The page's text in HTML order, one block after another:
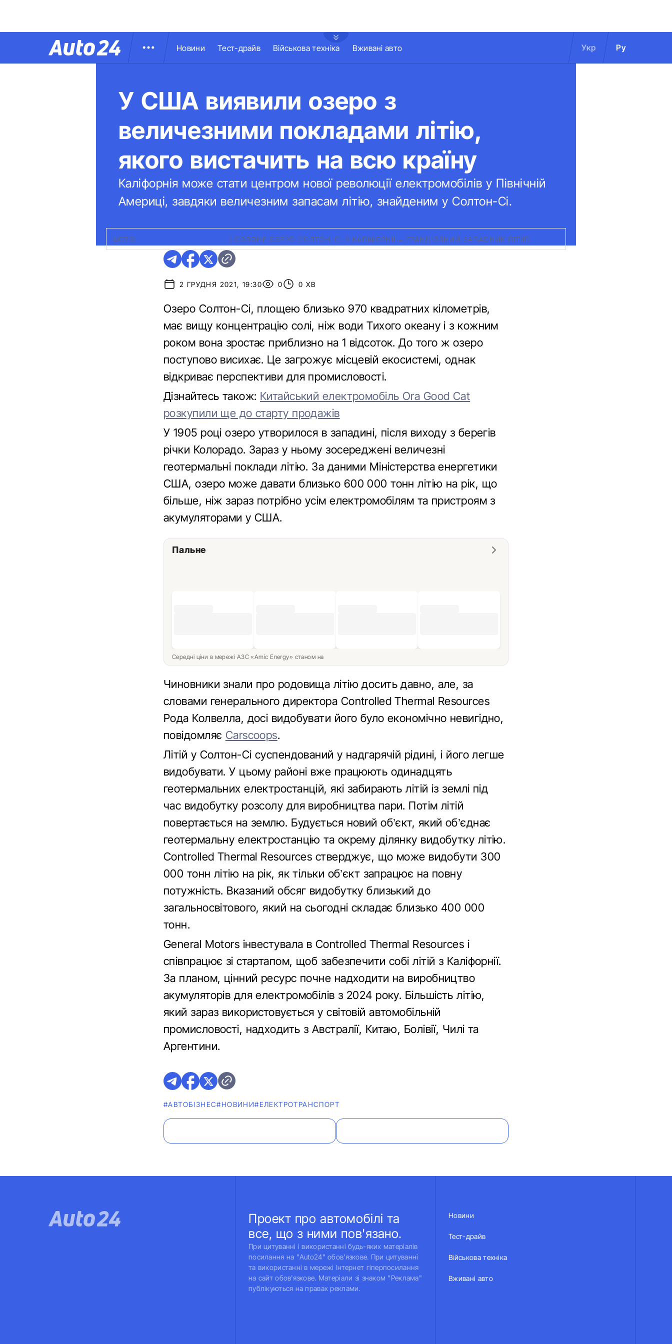
Новини Тест-драйв Військова техніка Вживані авто Укр Ру
У США виявили озеро з
величезними покладами літію,
якого вистачить на всю країну
Каліфорнія може стати центром нової революції електромобілів у Північній
Америці, завдяки величезним запасам літію, знайденим у Солтон-Сі.
ФОТО: СОЛОНЕ ОЗЕРО СОЛТОН-СІ У КАЛІФОРНІЇ – ГРАНДІОЗНИЙ ЗАПАСНИК ЛІТІЮ
2 ГРУДНЯ 2021, 19:30 0 0 ХВ
Озеро Солтон-Сі, площею близько 970 квадратних кілометрів,
має вищу концентрацію солі, ніж води Тихого океану і з кожним
роком вона зростає приблизно на 1 відсоток. До того ж озеро
поступово висихає. Це загрожує місцевій екосистемі, однак
відкриває перспективи для промисловості.
Дізнайтесь також: Китайський електромобіль Ora Good Cat
розкупили ще до старту продажів
У 1905 році озеро утворилося в западині, після виходу з берегів
річки Колорадо. Зараз у ньому зосереджені величезні
геотермальні поклади літію. За даними Міністерства енергетики
США, озеро може давати близько 600 000 тонн літію на рік, що
більше, ніж зараз потрібно усім електромобілям та пристроям з
акумуляторами у США.
Пальне
Середні ціни в мережі АЗС «Amic Energy» станом на
Чиновники знали про родовища літію досить давно, але, за
словами генерального директора Controlled Thermal Resources
Рода Колвелла, досі видобувати його було економічно невигідно,
повідомляє Carscoops.
Літій у Солтон-Сі суспендований у надгарячій рідині, і його легше
видобувати. У цьому районі вже працюють одинадцять
геотермальних електростанцій, які забирають літій із землі під
час видобутку розсолу для виробництва пари. Потім літій
повертається на землю. Будується новий об’єкт, який об’єднає
геотермальну електростанцію та окрему ділянку видобутку літію.
Controlled Thermal Resources стверджує, що може видобути 300
000 тонн літію на рік, як тільки об’єкт запрацює на повну
потужність. Вказаний обсяг видобутку близький до
загальносвітового, який на сьогодні складає близько 400 000
тонн.
General Motors інвестувала в Controlled Thermal Resources і
співпрацює зі стартапом, щоб забезпечити собі літій з Каліфорнії.
За планом, цінний ресурс почне надходити на виробництво
акумуляторів для електромобілів з 2024 року. Більшість літію,
який зараз використовується у світовій автомобільній
промисловості, надходить з Австралії, Китаю, Болівії, Чилі та
Аргентини.
#АВТОБІЗНЕС#НОВИНИ#ЕЛЕКТРОТРАНСПОРТ
Проект про автомобілі та
все, що з ними пов'язано.
При цитуванні і використанні будь-яких матеріалів
посилання на "Auto24" обов'язкове. При цитуванні
та використанні в мережі Інтернет гіперпосилання
на сайт обов'язкове. Матеріали зі знаком "Реклама"
публікуються на правах реклами.
Новини
Тест-драйв
Військова техніка
Вживані авто